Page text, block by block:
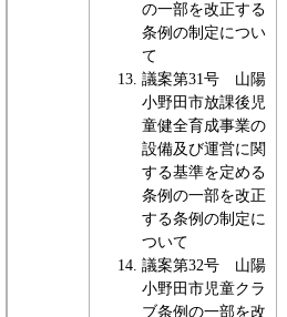
の一部を改正する
条例の制定につい
て
議案第31号 山陽
小野田市放課後児
童健全育成事業の
設備及び運営に関
する基準を定める
条例の一部を改正
する条例の制定に
ついて
議案第32号 山陽
小野田市児童クラ
ブ条例の一部を改